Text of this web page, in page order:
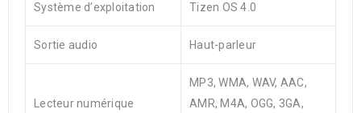
Système d’exploitation Tizen OS 4.0
Sortie audio Haut-parleur
Lecteur numérique
MP3, WMA, WAV, AAC,
AMR, M4A, OGG, 3GA,